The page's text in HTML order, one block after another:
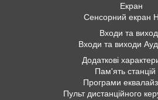
Екран
Сенсорний екран
Входи та
Входи та виходи
Додаткові
Пам'ять станцій
Програми
Пульт дистанційного